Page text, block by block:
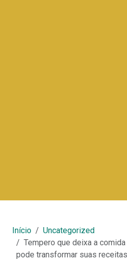
Início
Uncategorized
Tempero que deixa a
pode transformar suas